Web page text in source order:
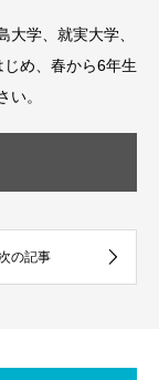
学、就実大学、
め、春から6年生
。